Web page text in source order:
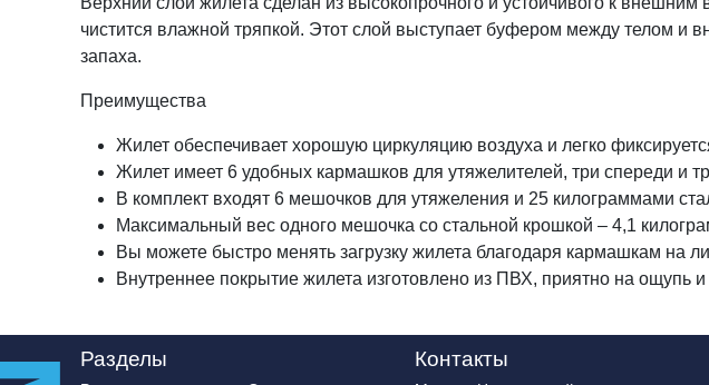
чистится влажной тряпкой. Этот слой выступает буфером между телом
запаха.
Преимущества
Жилет обеспечивает хорошую циркуляцию воздуха и легко
Жилет имеет 6 удобных кармашков для утяжелителей, три спереди и
В комплект входят 6 мешочков для утяжеления и 25 килограммами
Максимальный вес одного мешочка со стальной крошкой – 4,1
Вы можете быстро менять загрузку жилета благодаря кармашкам на
Внутреннее покрытие жилета изготовлено из ПВХ, приятно на ощупь и
Разделы Контакты